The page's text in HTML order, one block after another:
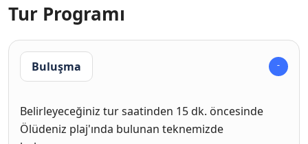
Tur Programı
Buluşma
Belirleyeceğiniz tur saatinden 15 dk. öncesinde
Ölüdeniz plaj'ında bulunan teknemizde